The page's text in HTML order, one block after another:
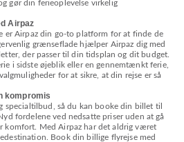
gør din ferieoplevelse virkelig
Airpaz
er Airpaz din go-to platform for at finde de
grænseflade hjælper Airpaz dig med
der passer til din tidsplan og dit budget.
i sidste øjeblik eller en gennemtænkt ferie,
for at sikre, at din rejse er så
kompromis
specialtilbud, så du kan booke din billet til
fordelene ved nedsatte priser uden at gå
komfort. Med Airpaz har det aldrig været
Book din billige flyrejse med